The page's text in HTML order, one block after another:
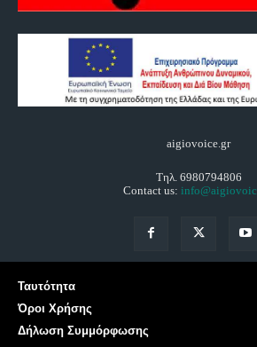
aigiovoice.gr
Τηλ. 6980794806
Contact us:
Ταυτότητα
Όροι Χρήσης
Δήλωση Συμμόρφωσης